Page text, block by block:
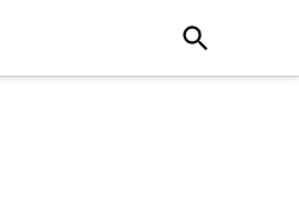
Open
Search